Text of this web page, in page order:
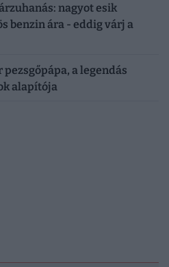
nagyot esik
benzin ára - eddig várj a
a legendás
alapítója